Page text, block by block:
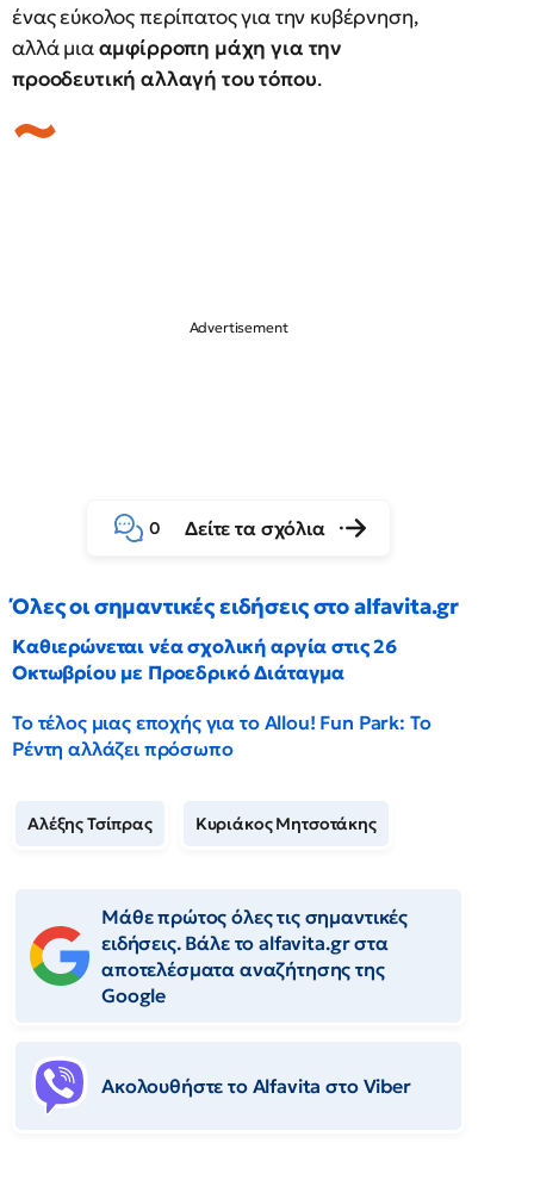
ένας εύκολος περίπατος για την κυβέρνηση,
αλλά μιααμφίρροπη μάχη για την
προοδευτική αλλαγή του τόπου.
0 Δείτε τα σχόλια
Όλες οι σημαντικές ειδήσεις στο alfavita.gr
Καθιερώνεται νέα σχολική αργία στις 26
Οκτωβρίου με Προεδρικό Διάταγμα
Το τέλος μιας εποχής για το Allou! Fun Park: Το
Ρέντη αλλάζει πρόσωπο
Αλέξης Τσίπρας Κυριάκος Μητσοτάκης
Μάθε πρώτος όλες τις σημαντικές
ειδήσεις. Βάλε το alfavita.gr στα
αποτελέσματα αναζήτησης της
Google
Ακολουθήστε το Αlfavita στο Viber